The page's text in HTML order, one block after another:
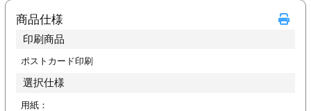
商品仕様
印刷商品
ポストカード印刷
選択仕様
用紙：